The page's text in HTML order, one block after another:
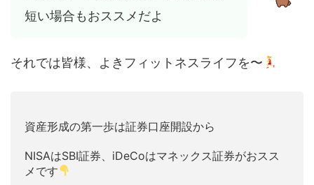
短い場合もおススメだよ
それでは皆様、よきフィットネスライフを〜
資産形成の第一歩は証券口座開設から
NISAはSBI証券、iDeCoはマネックス証券がおスス
メです